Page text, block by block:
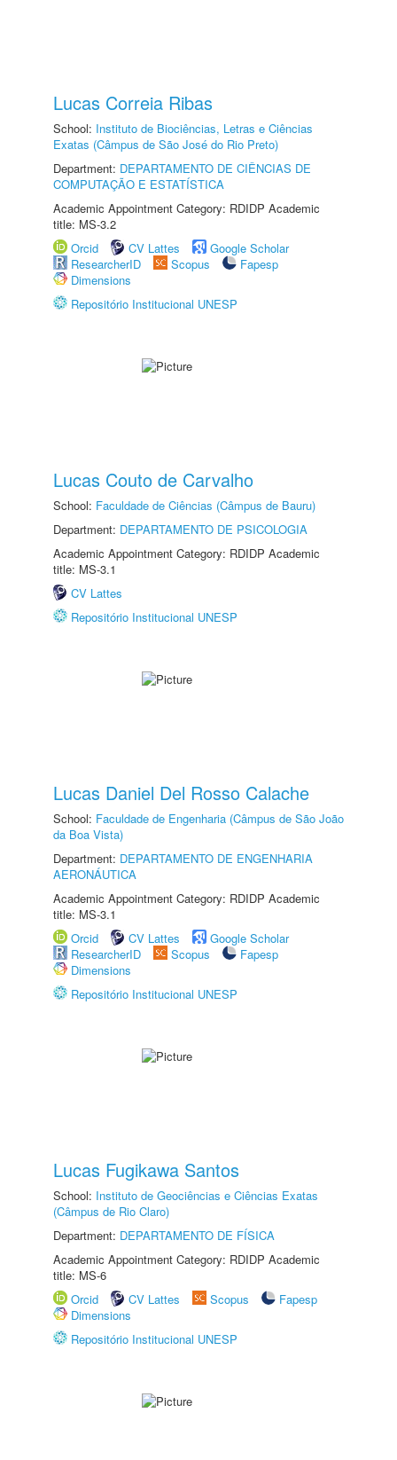
Lucas Correia Ribas
School: Instituto de Biociências, Letras e Ciências
Exatas (Câmpus de São José do Rio Preto)
Department: DEPARTAMENTO DE CIÊNCIAS DE
COMPUTAÇÃO E ESTATÍSTICA
Academic Appointment Category: RDIDP Academic
title: MS-3.2
Orcid
CV Lattes
Google Scholar
ResearcherID
Scopus
Fapesp
Dimensions
Repositório Institucional UNESP
Lucas Couto de Carvalho
School: Faculdade de Ciências (Câmpus de Bauru)
Department: DEPARTAMENTO DE PSICOLOGIA
Academic Appointment Category: RDIDP Academic
title: MS-3.1
CV Lattes
Repositório Institucional UNESP
Lucas Daniel Del Rosso Calache
School: Faculdade de Engenharia (Câmpus de São João
da Boa Vista)
Department: DEPARTAMENTO DE ENGENHARIA
AERONÁUTICA
Academic Appointment Category: RDIDP Academic
title: MS-3.1
Orcid
CV Lattes
Google Scholar
ResearcherID
Scopus
Fapesp
Dimensions
Repositório Institucional UNESP
Lucas Fugikawa Santos
School: Instituto de Geociências e Ciências Exatas
(Câmpus de Rio Claro)
Department: DEPARTAMENTO DE FÍSICA
Academic Appointment Category: RDIDP Academic
title: MS-6
Orcid
CV Lattes Scopus
Fapesp
Dimensions
Repositório Institucional UNESP